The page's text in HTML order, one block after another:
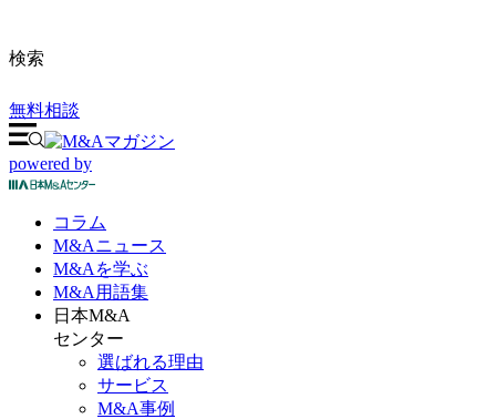
検索
無料相談
powered by
コラム
M&Aニュース
M&Aを学ぶ
M&A 用語集
日本M&A
センター
選ばれる理由
サービス
M&A事例